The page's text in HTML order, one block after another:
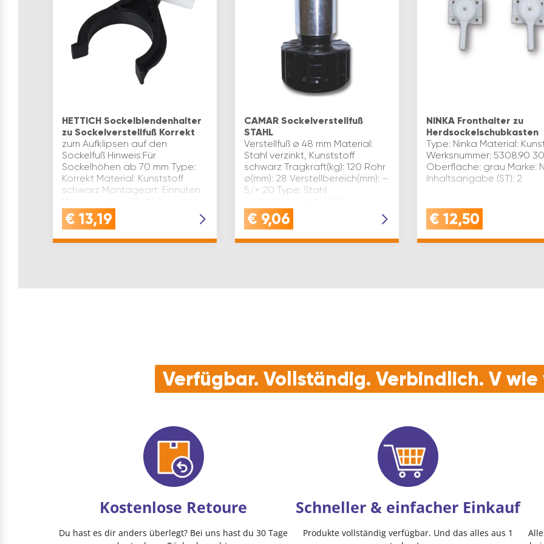
HETTICH Sockelblendenhalter
zu Sockelverstellfuß Korrekt
zum Aufklipsen auf den
Sockelfuß Hinweis:Für
Sockelhöhen ab 70 mm Type:
Korrekt Material: Kunststoff
schwarz Montageart: Einnuten
Sockelverstellfuß Marke: Hettich
Inh…
€ 13,19
CAMAR Sockelverstellfuß
STAHL
Verstellfuß ø 48 mm Material:
Stahl verzinkt, Kunststoff
schwarz Tragkraft(kg): 120 Rohr
ø(mm): 28 Verstellbereich(mm): –
5/+ 20 Type: Stahl
Produktart: Sockelverstellfuß …
€ 9,06
NINKA Fronthalter zu
Herdsockelschubkasten
Type: Ninka Material:
Werksnummer: 5308.90
Oberfläche: grau Marke:
Inhaltsangabe (ST): 2
€ 12,50
Verfügbar. Vollständig. Verbindlich. V
Kostenlose Retoure
Du hast es dir anders überlegt? Bei uns hast du 30 Tage
Schneller & einfacher Einkauf
Produkte vollständig verfügbar. Und das alles aus 1